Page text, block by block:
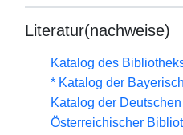
Literatur(nachweise)
Katalog des
* Katalog der
Katalog der
Österreichischer